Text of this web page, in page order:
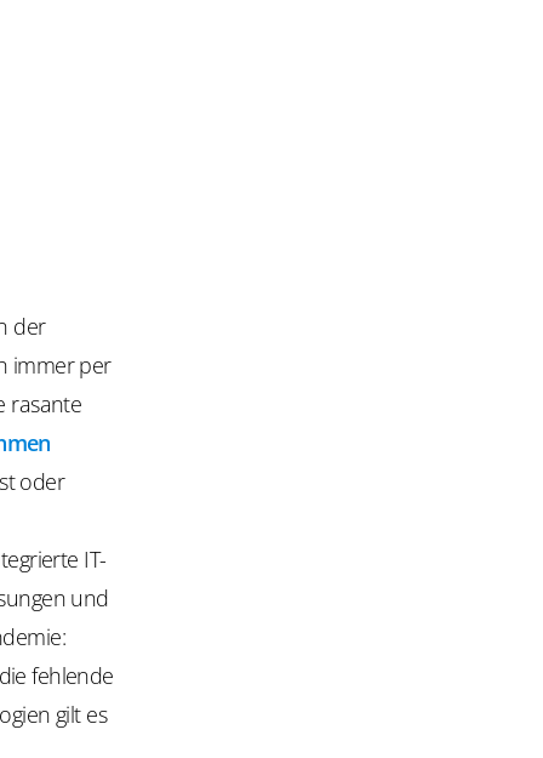
der
immer per
rasante
oder
IT-
und
fehlende
gilt es